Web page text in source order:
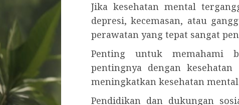
Jika kesehatan mental
depresi, kecemasan, atau
perawatan yang tepat sangat
Penting untuk memahami
pentingnya dengan
meningkatkan kesehatan
Pendidikan dan dukungan